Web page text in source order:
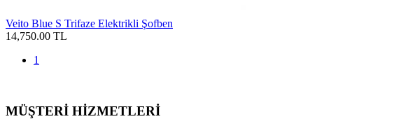
Veito Blue S Trifaze Elektrikli Şofben
14,750.00 TL
1
MÜŞTERİ HİZMETLERİ